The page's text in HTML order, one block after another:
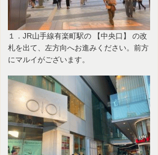
１．JR山手線有楽町駅の 【中央口】 の改
札を出て、左方向へお進みください。前方
にマルイがございます。